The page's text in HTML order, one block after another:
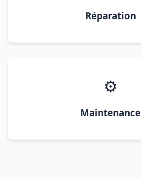
Réparation
⚙️
Maintenance